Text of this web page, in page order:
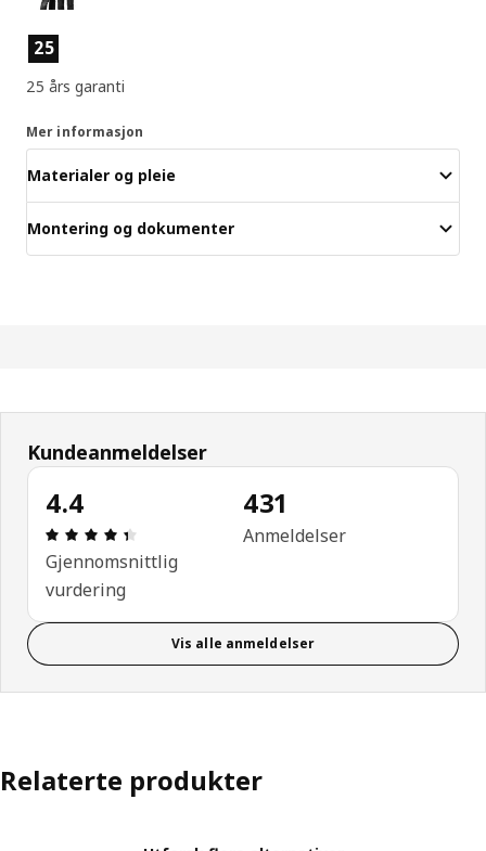
Produktfunksjoner
25
25 års garanti
Mer informasjon
Materialer og pleie
Montering og dokumenter
Kundeanmeldelser
4.4
Produktomtale: 4.4 ingen kundevurdering 5
Gjennomsnittlig
vurdering
431
Anmeldelser
Vis alle anmeldelser
Relaterte produkter